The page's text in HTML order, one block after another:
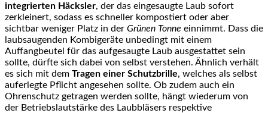
integrierten Häcksler, der das eingesaugte Laub sofort
zerkleinert, sodass es schneller kompostiert oder aber
sichtbar weniger Platz in der Grünen Tonne einnimmt. Dass die
laubsaugenden Kombigeräte unbedingt mit einem
Auffangbeutel für das aufgesaugte Laub ausgestattet sein
sollte, dürfte sich dabei von selbst verstehen. Ähnlich verhält
es sich mit dem Tragen einer Schutzbrille, welches als selbst
auferlegte Pflicht angesehen sollte. Ob zudem auch ein
Ohrenschutz getragen werden sollte, hängt wiederum von
der Betriebslautstärke des Laubbläsers respektive